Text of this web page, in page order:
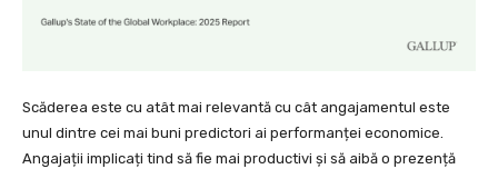
Scăderea este cu atât mai relevantă cu cât angajamentul este
unul dintre cei mai buni predictori ai performanței economice.
Angajații implicați tind să fie mai productivi și să aibă o prezență